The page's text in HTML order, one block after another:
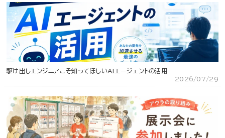
駆け出しエンジニアこそ知ってほしいAIエージェントの活用
2026/07/29